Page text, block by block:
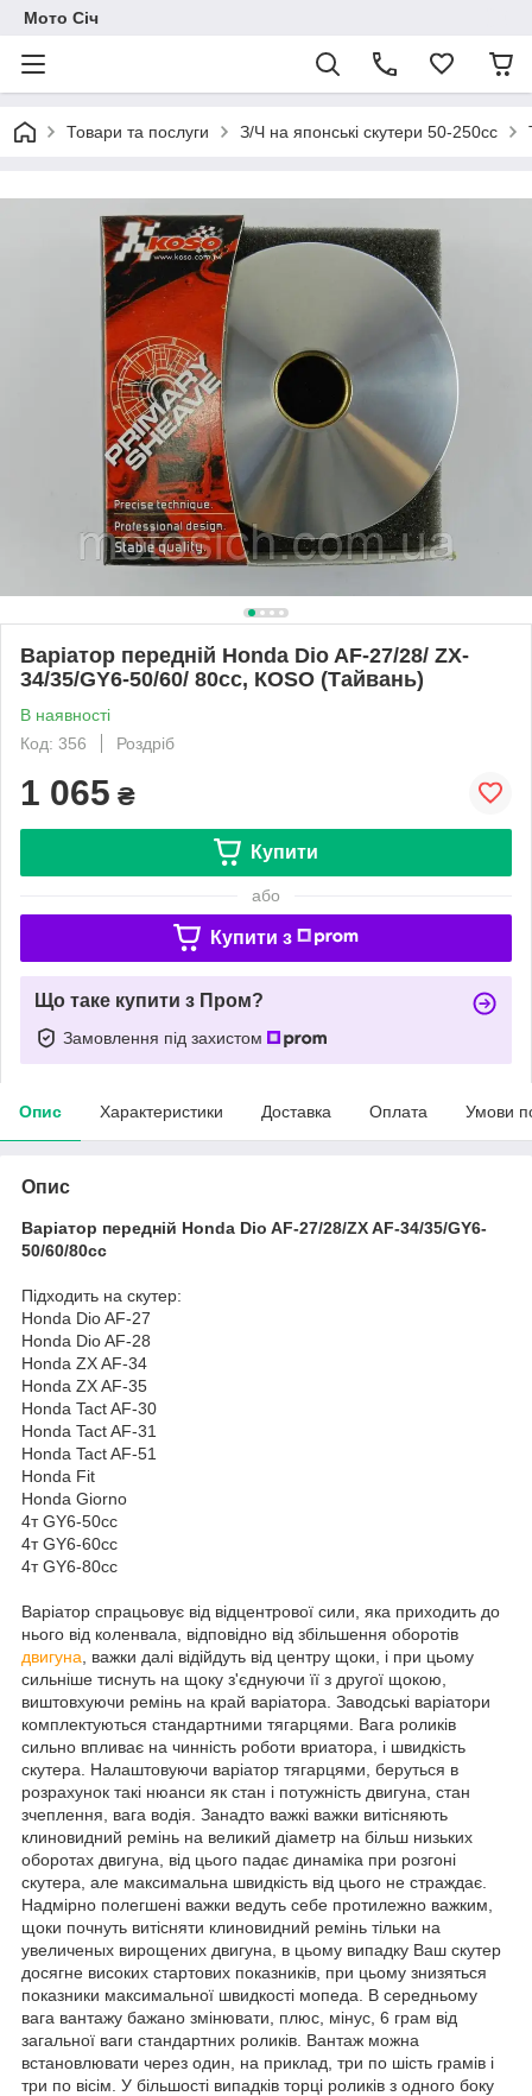
Мото Січ
Товари та послуги З/Ч на японські скутери 50-250cc
Варіатор передній Honda Dio AF-27/28/ ZX-
34/35/GY6-50/60/ 80cc, КОЅО (Тайвань)
В наявності
Код: 356
Роздріб
1 065 ₴
Купити
або
Купити з
Що таке купити з Пром?
Замовлення під захистом
Опис Характеристики Доставка Оплата Умови
Опис
Варіатор передній Honda Dio AF-27/28/ZX AF-34/35/GY6-
50/60/80cc
Підходить на скутер:
Honda Dio AF-27
Honda Dio AF-28
Honda ZX AF-34
Honda ZX AF-35
Honda Tact AF-30
Honda Tact AF-31
Honda Tact AF-51
Honda Fit
Honda Giorno
4т GY6-50cc
4т GY6-60cc
4т GY6-80cc
Варіатор спрацьовує від відцентрової сили, яка приходить до
нього від коленвала, відповідно від збільшення оборотів
двигуна , важки далі відійдуть від центру щоки, і при цьому
сильніше тиснуть на щоку з'єднуючи її з другої щокою,
виштовхуючи ремінь на край варіатора. Заводські варіатори
комплектуються стандартними тягарцями. Вага роликів
сильно впливає на чинність роботи вриатора, і швидкість
скутера. Налаштовуючи варіатор тягарцями, беруться в
розрахунок такі нюанси як стан і потужність двигуна, стан
зчеплення, вага водія. Занадто важкі важки витісняють
клиновидний ремінь на великий діаметр на більш низьких
оборотах двигуна, від цього падає динаміка при розгоні
скутера, але максимальна швидкість від цього не страждає.
Надмірно полегшені важки ведуть себе протилежно важким,
щоки почнуть витісняти клиновидний ремінь тільки на
увеличеных вирощених двигуна, в цьому випадку Ваш скутер
досягне високих стартових показників, при цьому знизяться
показники максимальної швидкості мопеда. В середньому
вага вантажу бажано змінювати, плюс, мінус, 6 грам від
загальної ваги стандартних роликів. Вантаж можна
встановлювати через один, на приклад, три по шість грамів і
три по вісім. У більшості випадків торці роликів з одного боку